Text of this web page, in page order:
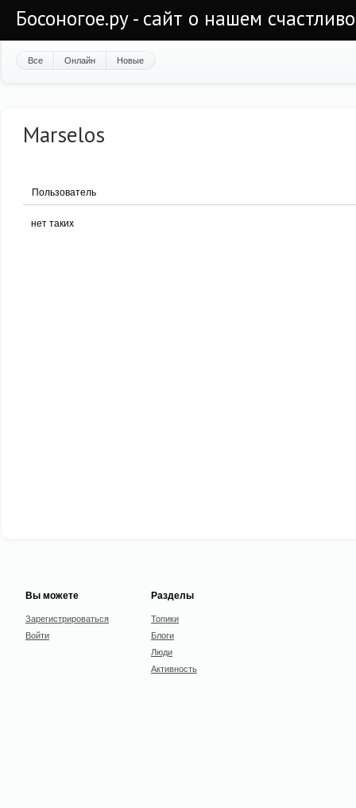
Босоногое.ру - сайт о нашем
Все Онлайн Новые
Marselos
Пользователь
нет таких
Вы можете
Зарегистрироваться
Войти
Разделы
Топики
Блоги
Люди
Активность